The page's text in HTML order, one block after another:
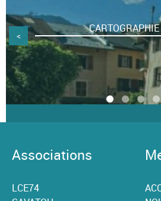
CARTOGRAPHIE
<
Associations
LCE74